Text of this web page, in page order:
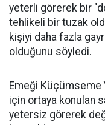
yeterli görerek bir
tehlikeli bir tuzak
kişiyi daha fazla
olduğunu söyledi.
Emeği Küçümseme
için ortaya konulan
yetersiz görerek